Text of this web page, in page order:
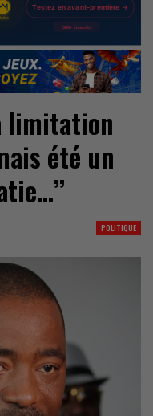
limitation
été un
POLITIQUE